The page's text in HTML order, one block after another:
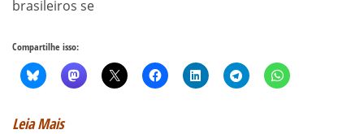
brasileiros se
Compartilhe isso:
Leia Mais